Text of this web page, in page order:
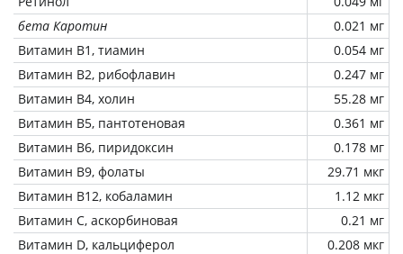
бета Каротин
0.021 мг
Витамин В1, тиамин
0.054 мг
Витамин В2, рибофлавин
0.247 мг
Витамин В4, холин
55.28 мг
Витамин В5, пантотеновая
0.361 мг
Витамин В6, пиридоксин
0.178 мг
Витамин В9, фолаты
29.71 мкг
Витамин В12, кобаламин
1.12 мкг
Витамин C, аскорбиновая
0.21 мг
Витамин D, кальциферол
0.208 мкг